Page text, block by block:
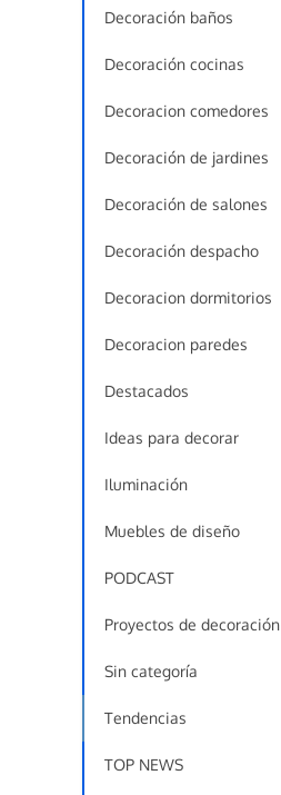
Decoración baños
Decoración cocinas
Decoracion comedores
Decoración de jardines
Decoración de salones
Decoración despacho
Decoracion dormitorios
Decoracion paredes
Destacados
Ideas para decorar
Iluminación
Muebles de diseño
PODCAST
Proyectos de decoración
Sin categoría
Tendencias
TOP NEWS